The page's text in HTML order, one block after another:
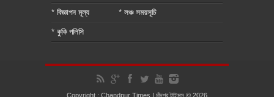
* বিজ্ঞাপন মূল্য * লঞ্চ সময়সূচি
* কুকি পলিসি
Copyright : Chandpur Times | চাঁদপুর টাইমস © 2026